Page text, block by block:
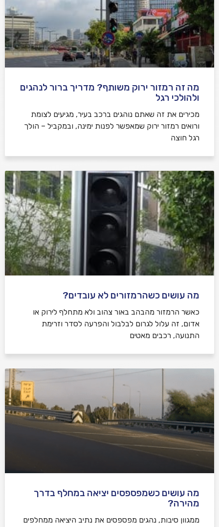
מה זה רמזור ירוק משותף? מדריך ברור לנהגים
ולהולכי רגל
מכירים את זה שאתם נוהגים ברכב בעיר, מגיעים לצומת
ורואים רמזור ירוק שמאפשר לפנות ימינה, ובמקביל – הולך
רגל חוצה
מה עושים כשהרמזורים לא עובדים?
כאשר הרמזור מהבהב באור צהוב ולא מתחלף לירוק או
אדום, זה עלול לגרום לבלבול והפרעה לסדר וזרימת
התנועה, רכבים מאטים
מה עושים כשמפספסים יציאה במחלף בדרך
מהירה?
ממגוון סיבות, נהגים מפספסים את נתיב היציאה ממחלפים